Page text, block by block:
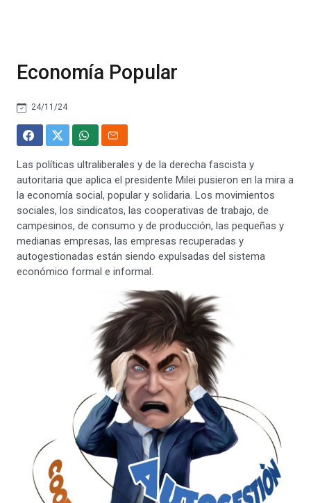
Economía Popular
24/11/24
Las políticas ultraliberales y de la derecha fascista y
autoritaria que aplica el presidente Milei pusieron en la mira a
la economía social, popular y solidaria. Los movimientos
sociales, los sindicatos, las cooperativas de trabajo, de
campesinos, de consumo y de producción, las pequeñas y
medianas empresas, las empresas recuperadas y
autogestionadas están siendo expulsadas del sistema
económico formal e informal.